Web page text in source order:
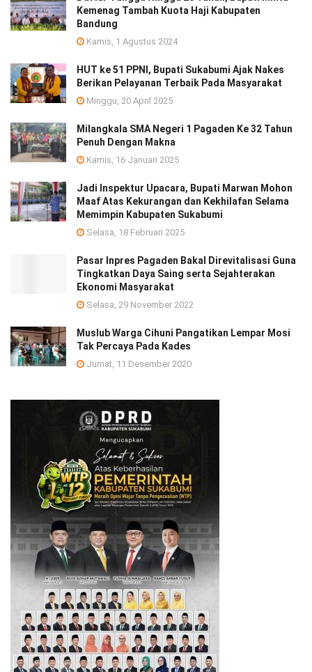
Kemenag Tambah Kuota Haji Kabupaten
Bandung
Kamis, 1 Agustus 2024
HUT ke 51 PPNI, Bupati Sukabumi Ajak Nakes
Berikan Pelayanan Terbaik Pada Masyarakat
Minggu, 20 April 2025
Milangkala SMA Negeri 1 Pagaden Ke 32 Tahun
Penuh Dengan Makna
Kamis, 16 Januari 2025
Jadi Inspektur Upacara, Bupati Marwan Mohon
Maaf Atas Kekurangan dan Kekhilafan Selama
Memimpin Kabupaten Sukabumi
Selasa, 18 Februari 2025
Pasar Inpres Pagaden Bakal Direvitalisasi Guna
Tingkatkan Daya Saing serta Sejahterakan
Ekonomi Masyarakat
Selasa, 29 November 2022
Muslub Warga Cihuni Pangatikan Lempar Mosi
Tak Percaya Pada Kades
Jumat, 11 Desember 2020